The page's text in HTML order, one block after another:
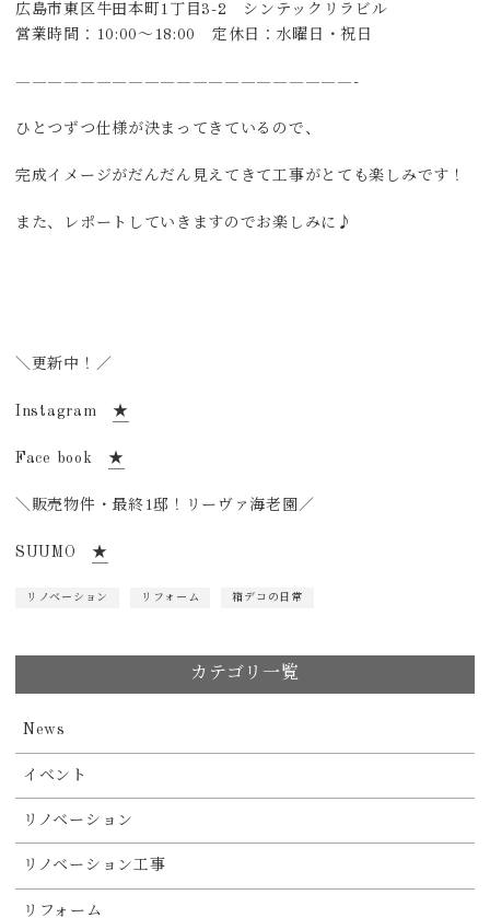
広島市東区牛田本町1丁目3-2 シンテックリラビル
営業時間：10:00～18:00 定休日：水曜日・祝日
—————————————————————-
ひとつずつ仕様が決まってきているので、
完成イメージがだんだん見えてきて工事がとても楽しみです！
また、レポートしていきますのでお楽しみに♪
＼更新中！／
Instagram ★
Face book ★
＼販売物件・最終1邸！リーヴァ海老園／
SUUMO ★
リノベーション リフォーム 箱デコの日常
カテゴリ一覧
News
イベント
リノベーション
リノベーション工事
リフォーム